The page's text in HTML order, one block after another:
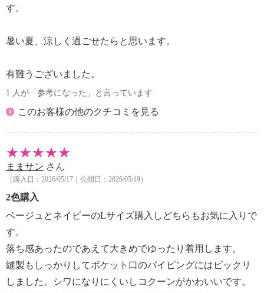
す。
暑い夏、涼しく過ごせたらと思います。
有難うございました。
1 人が「参考になった」と言っています
このお客様の他のクチコミを見る
ままサン さん
（購入日：2026/05/17｜公開日：2026/05/19）
2色購入
ベージュとネイビーのLサイズ購入しどちらもお気に入りで
す。
落ち感あったのであえて大きめでゆったり着用します。
縫製もしっかりしてポケット口のパイピングにはビックリ
しました。シワになりにくいしコクーンがかわいいです。